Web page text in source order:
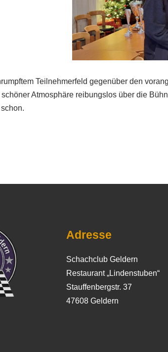
Teilnehmerfeld gegenüber den
Atmosphäre reibungslos über die
Adresse
Schachclub Geldern
Restaurant „Lindenstuben“
Stauffenbergstr. 37
47608 Geldern